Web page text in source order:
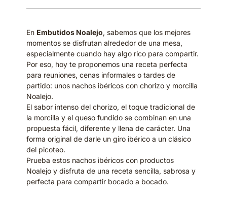
En Embutidos Noalejo, sabemos que los mejores
momentos se disfrutan alrededor de una mesa,
especialmente cuando hay algo rico para compartir.
Por eso, hoy te proponemos una receta perfecta
para reuniones, cenas informales o tardes de
partido: unos nachos ibéricos con chorizo y morcilla
Noalejo.
El sabor intenso del chorizo, el toque tradicional de
la morcilla y el queso fundido se combinan en una
propuesta fácil, diferente y llena de carácter. Una
forma original de darle un giro ibérico a un clásico
del picoteo.
Prueba estos nachos ibéricos con productos
Noalejo y disfruta de una receta sencilla, sabrosa y
perfecta para compartir bocado a bocado.